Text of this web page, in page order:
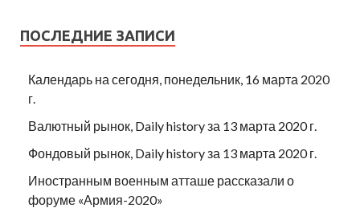
ПОСЛЕДНИЕ ЗАПИСИ
Календарь на сегодня, понедельник, 16 марта 2020
г.
Валютный рынок, Daily history за 13 марта 2020 г.
Фондовый рынок, Daily history за 13 марта 2020 г.
Иностранным военным атташе рассказали о
форуме «Армия-2020»